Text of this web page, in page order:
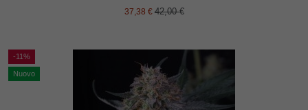
37,38 €42,00 €
-11%
Nuovo